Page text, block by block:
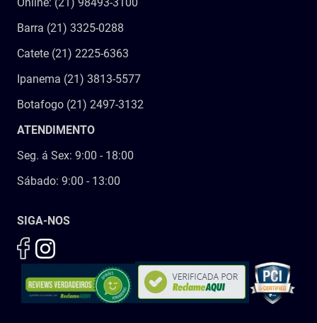
Barra (21) 3325-0288
Catete (21) 2225-6363
Ipanema (21) 3813-5577
Botafogo (21) 2497-3132
ATENDIMENTO
Seg. á Sex: 9:00 - 18:00
Sábado: 9:00 - 13:00
SIGA-NOS